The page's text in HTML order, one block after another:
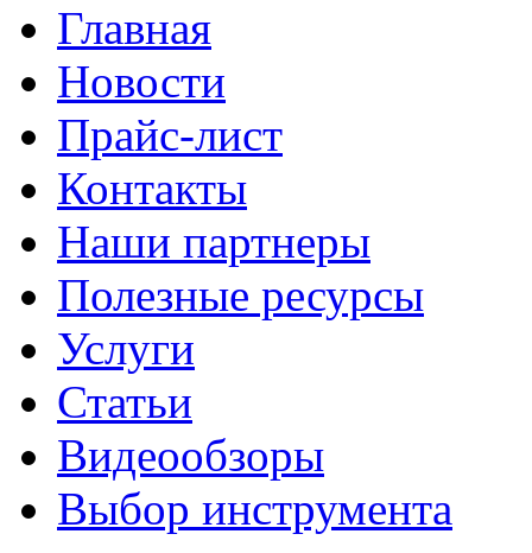
Главная
Новости
Прайс-лист
Контакты
Наши партнеры
Полезные ресурсы
Услуги
Статьи
Видеообзоры
Выбор инструмента